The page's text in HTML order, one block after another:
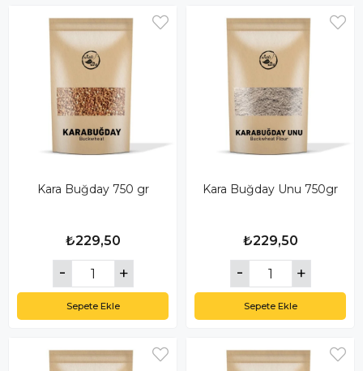
Kara Buğday 750 gr
₺229,50
Sepete Ekle
Kara Buğday Unu 750gr
₺229,50
Sepete Ekle